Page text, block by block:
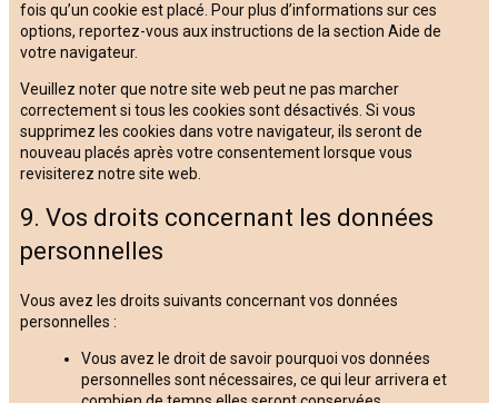
fois qu’un cookie est placé. Pour plus d’informations sur ces
options, reportez-vous aux instructions de la section Aide de
votre navigateur.
Veuillez noter que notre site web peut ne pas marcher
correctement si tous les cookies sont désactivés. Si vous
supprimez les cookies dans votre navigateur, ils seront de
nouveau placés après votre consentement lorsque vous
revisiterez notre site web.
9. Vos droits concernant les données
personnelles
Vous avez les droits suivants concernant vos données
personnelles :
Vous avez le droit de savoir pourquoi vos données
personnelles sont nécessaires, ce qui leur arrivera et